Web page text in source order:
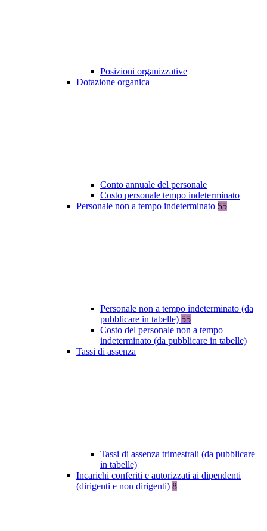
Posizioni organizzative
Dotazione organica
Conto annuale del personale
Costo personale tempo indeterminato
Personale non a tempo indeterminato 55
Personale non a tempo indeterminato (da
pubblicare in tabelle) 55
Costo del personale non a tempo
indeterminato (da pubblicare in tabelle)
Tassi di assenza
Tassi di assenza trimestrali (da pubblicare
in tabelle)
Incarichi conferiti e autorizzati ai dipendenti
(dirigenti e non dirigenti) 8